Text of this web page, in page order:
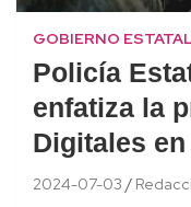
GOBIERNO
Policía
enfatiza la
Digitales
2024-07-03